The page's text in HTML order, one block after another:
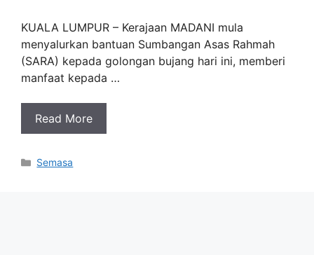
KUALA LUMPUR – Kerajaan MADANI mula
menyalurkan bantuan Sumbangan Asas Rahmah
(SARA) kepada golongan bujang hari ini, memberi
manfaat kepada …
Read More
Categories
Semasa